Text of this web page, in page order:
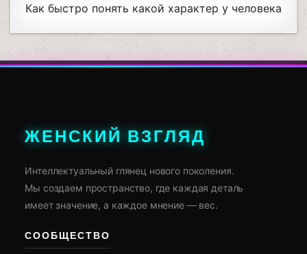
Как быстро понять какой характер у человека
ЖЕНСКИЙ ВЗГЛЯД
Интеллектуальный глянец нового поколения.
Мы создаем пространство, где каждая деталь
имеет значение, а каждое мнение — вес.
СООБЩЕСТВО